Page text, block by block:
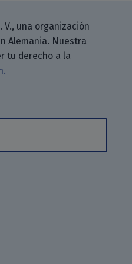
V., una organización
Alemania. Nuestra
tu derecho a la
blog a través
GitHub
en Matrix